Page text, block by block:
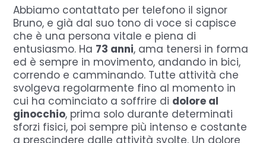
Abbiamo contattato per telefono il signor
Bruno, e già dal suo tono di voce si capisce
che è una persona vitale e piena di
entusiasmo. Ha 73 anni, ama tenersi in forma
ed è sempre in movimento, andando in bici,
correndo e camminando. Tutte attività che
svolgeva regolarmente fino al momento in
cui ha cominciato a soffrire di dolore al
ginocchio, prima solo durante determinati
sforzi fisici, poi sempre più intenso e costante
a prescindere dalle attività svolte. Un dolore